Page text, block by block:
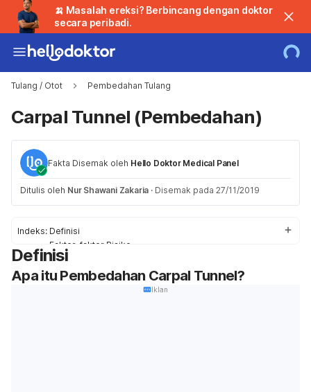
🍌 Masalah ereksi? Berbincang dengan doktor
secara peribadi.
Tulang / Otot Pembedahan Tulang
Carpal Tunnel (Pembedahan)
Fakta Disemak oleh Hello Doktor Medical Panel
Ditulis oleh Nur Shawani Zakaria · Disemak pada 27/11/2019
Indeks: Definisi
Faktor-faktor Risiko
Ketahui apa yang berlaku
Pemulihan
Definisi
Apa itu Pembedahan Carpal Tunnel?
Iklan